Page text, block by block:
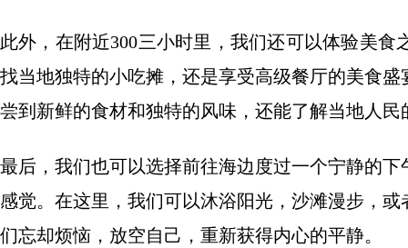
此外，在附近300三小时里，我们还可以体验美
找当地独特的小吃摊，还是享受高级餐厅的美食
尝到新鲜的食材和独特的风味，还能了解当地人民
最后，我们也可以选择前往海边度过一个宁静的
感觉。在这里，我们可以沐浴阳光，沙滩漫步，
们忘却烦恼，放空自己，重新获得内心的平静。